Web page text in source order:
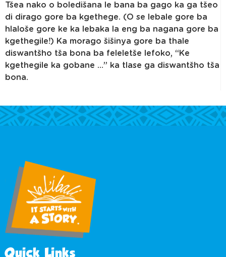
Tšea nako o boledišana le bana ba gago ka ga tšeo
di dirago gore ba kgethege. (O se lebale gore ba
hlaloše gore ke ka lebaka la eng ba nagana gore ba
kgethegile!) Ka morago šišinya gore ba thale
diswantšho tša bona ba feleletše lefoko, “Ke
kgethegile ka gobane …” ka tlase ga diswantšho tša
bona.
Quick Links